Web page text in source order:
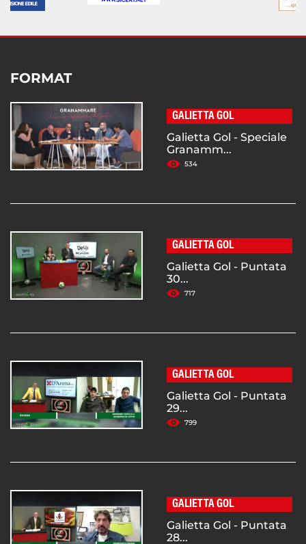
FORMAT
GALIETTA GOL
Galietta Gol - Speciale
Granamm...
534
GALIETTA GOL
Galietta Gol - Puntata
30...
717
GALIETTA GOL
Galietta Gol - Puntata
29...
799
GALIETTA GOL
Galietta Gol - Puntata
28...